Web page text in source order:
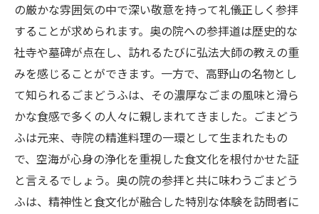
の厳かな雰囲気の中で深い敬意を持って礼儀正しく参拝
することが求められます。奥の院への参拝道は歴史的な
社寺や墓碑が点在し、訪れるたびに弘法大師の教えの重
みを感じることができます。一方で、高野山の名物とし
て知られるごまどうふは、その濃厚なごまの風味と滑ら
かな食感で多くの人々に親しまれてきました。ごまどう
ふは元来、寺院の精進料理の一環として生まれたもの
で、空海が心身の浄化を重視した食文化を根付かせた証
と言えるでしょう。奥の院の参拝と共に味わうごまどう
ふは、精神性と食文化が融合した特別な体験を訪問者に